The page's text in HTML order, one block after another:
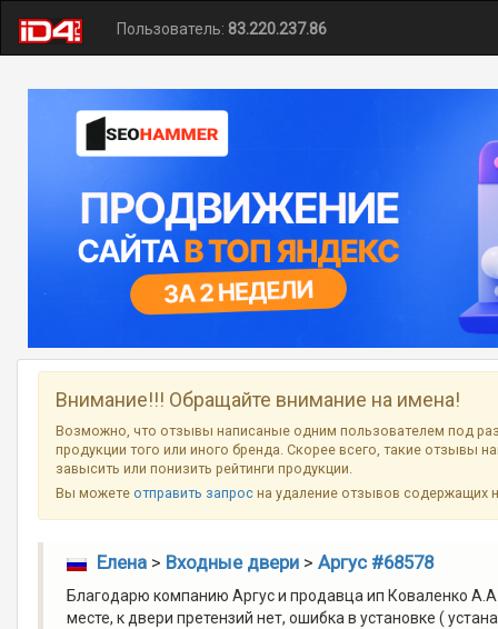
Пользователь: 83.220.237.86
Внимание!!! Обращайте внимание на имена!
Возможно, что отзывы написаные одним пользователем под
продукции того или иного бренда. Скорее всего, такие отзывы
завысить или понизить рейтинги продукции.
Вы можетеотправить запрос на удаление отзывов
Елена> Входные двери> Аргус #68578
Благодарю компанию Аргус и продавца ип Коваленко
месте, к двери претензий нет, ошибка в установке (